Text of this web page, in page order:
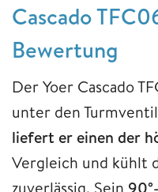
Cascado
Bewertung
Der Yoer Cascado
unter den
liefert er einen der
Vergleich und kühlt